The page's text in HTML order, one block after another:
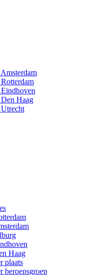
Haag
Haag
plaats
beroepsgroep